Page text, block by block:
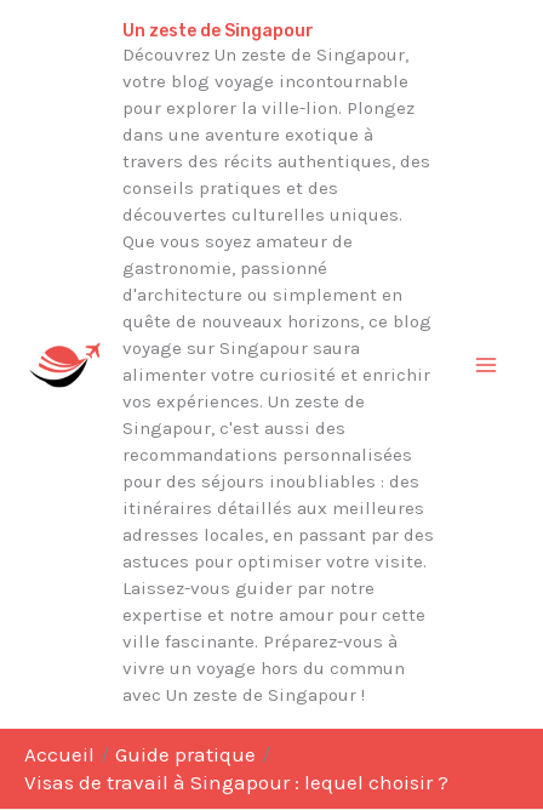
Un zeste de Singapour
Découvrez Un zeste de Singapour,
votre blog voyage incontournable
pour explorer la ville-lion. Plongez
dans une aventure exotique à
travers des récits authentiques, des
conseils pratiques et des
découvertes culturelles uniques.
Que vous soyez amateur de
gastronomie, passionné
d'architecture ou simplement en
quête de nouveaux horizons, ce blog
voyage sur Singapour saura
alimenter votre curiosité et enrichir
vos expériences. Un zeste de
Singapour, c'est aussi des
recommandations personnalisées
pour des séjours inoubliables : des
itinéraires détaillés aux meilleures
adresses locales, en passant par des
astuces pour optimiser votre visite.
Laissez-vous guider par notre
expertise et notre amour pour cette
ville fascinante. Préparez-vous à
vivre un voyage hors du commun
avec Un zeste de Singapour !
Accueil
Guide pratique
Visas de travail à Singapour : lequel choisir ?
Rechercher